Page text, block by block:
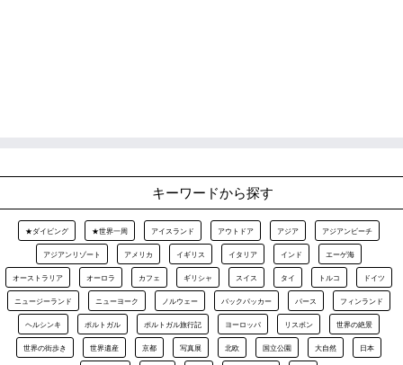
キーワードから探す
★ダイビング ★世界一周 アイスランド アウトドア アジア アジアンビーチ
アジアンリゾート アメリカ イギリス イタリア インド エーゲ海
オーストラリア オーロラ カフェ ギリシャ スイス タイ トルコ ドイツ
ニュージーランド ニューヨーク ノルウェー バックパッカー パース フィンランド
ヘルシンキ ポルトガル ポルトガル旅行記 ヨーロッパ リスボン 世界の絶景
世界の街歩き 世界遺産 京都 写真展 北欧 国立公園 大自然 日本